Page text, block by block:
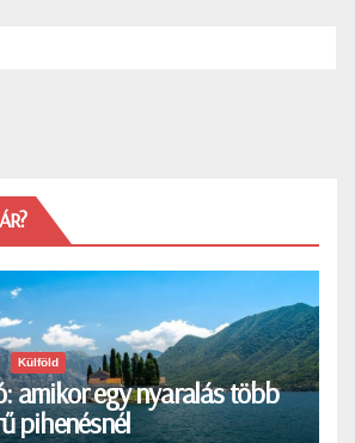
Külföld
amikor egy nyaralás több
pihenésnél